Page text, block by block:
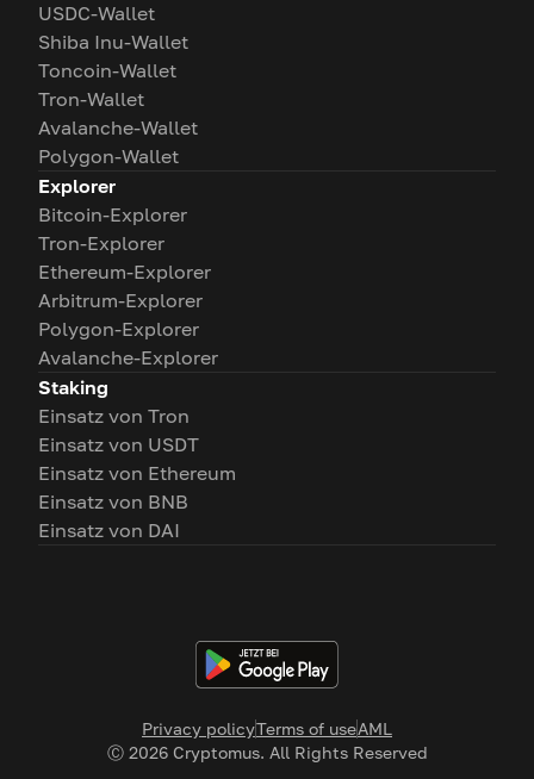
Privacy policyTerms of useAML
Ⓒ 2026Cryptomus. All Rights Reserved
USDC-Wallet
Shiba Inu-Wallet
Toncoin-Wallet
Tron-Wallet
Avalanche-Wallet
Polygon-Wallet
Explorer
Bitcoin-Explorer
Tron-Explorer
Ethereum-Explorer
Arbitrum-Explorer
Polygon-Explorer
Avalanche-Explorer
Staking
Einsatz von Tron
Einsatz von USDT
Einsatz von Ethereum
Einsatz von BNB
Einsatz von DAI